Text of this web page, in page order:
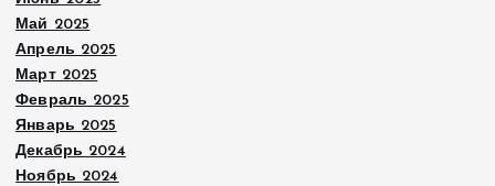
Май 2025
Апрель 2025
Март 2025
Февраль 2025
Январь 2025
Декабрь 2024
Ноябрь 2024